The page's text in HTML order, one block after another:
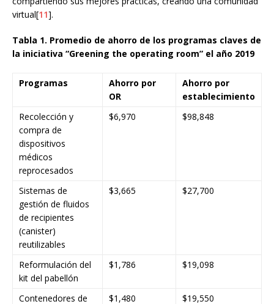
virtual[11].
Tabla 1. Promedio de ahorro de los programas claves de
la iniciativa “Greening the operating room” el año 2019
Programas
Ahorro por
OR
Ahorro por
establecimiento
Recolección y
compra de
dispositivos
médicos
reprocesados
$6,970 $98,848
Sistemas de
gestión de fluidos
de recipientes
(canister)
reutilizables
$3,665 $27,700
Reformulación del
kit del pabellón
$1,786 $19,098
Contenedores de $1,480 $19,550